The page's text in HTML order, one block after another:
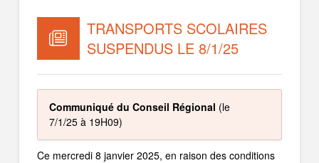
TRANSPORTS SCOLAIRES
SUSPENDUS LE 8/1/25
Communiqué du Conseil Régional (le
7/1/25 à 19H09)
Ce mercredi 8 janvier 2025, en raison des conditions